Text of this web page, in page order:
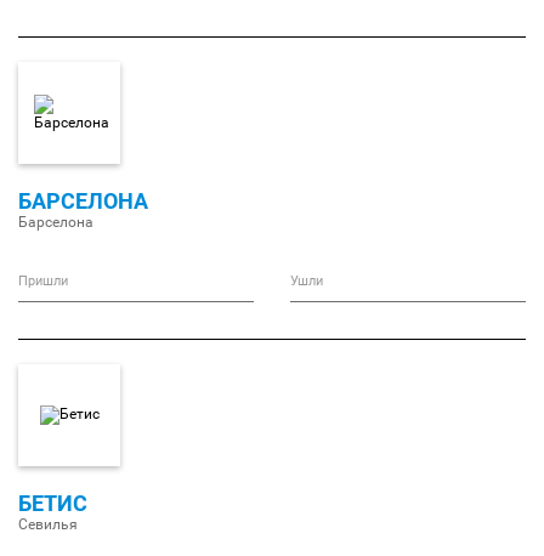
БАРСЕЛОНА
Барселона
Пришли Ушли
БЕТИС
Севилья